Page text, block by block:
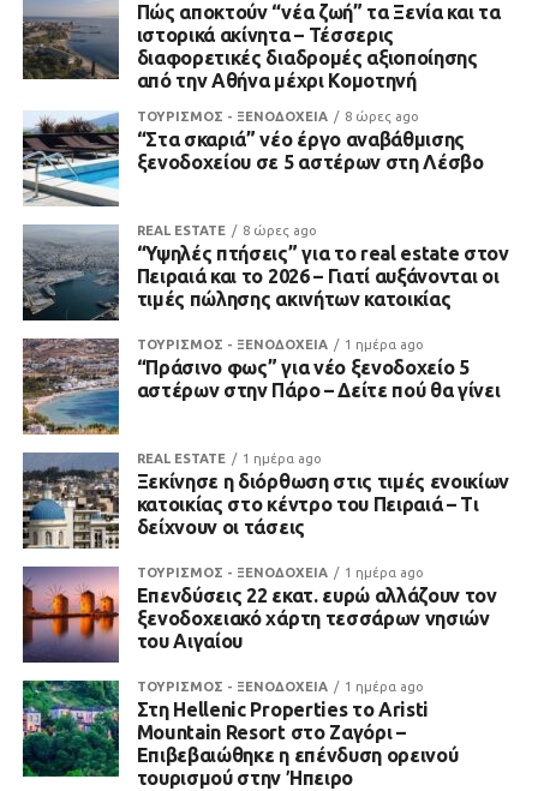
Πώς αποκτούν “νέα ζωή” τα Ξενία και τα
ιστορικά ακίνητα – Τέσσερις
διαφορετικές διαδρομές αξιοποίησης
από την Αθήνα μέχρι Κομοτηνή
ΤΟΥΡΙΣΜΟΣ - ΞΕΝΟΔΟΧΕΙΑ 8 ώρες ago
“Στα σκαριά” νέο έργο αναβάθμισης
ξενοδοχείου σε 5 αστέρων στη Λέσβο
REAL ESTATE 8 ώρες ago
“Υψηλές πτήσεις” για το real estate στον
Πειραιά και το 2026 – Γιατί αυξάνονται οι
τιμές πώλησης ακινήτων κατοικίας
ΤΟΥΡΙΣΜΟΣ - ΞΕΝΟΔΟΧΕΙΑ 1 ημέρα ago
“Πράσινο φως” για νέο ξενοδοχείο 5
αστέρων στην Πάρο – Δείτε πού θα γίνει
REAL ESTATE 1 ημέρα ago
Ξεκίνησε η διόρθωση στις τιμές ενοικίων
κατοικίας στο κέντρο του Πειραιά – Τι
δείχνουν οι τάσεις
ΤΟΥΡΙΣΜΟΣ - ΞΕΝΟΔΟΧΕΙΑ 1 ημέρα ago
Επενδύσεις 22 εκατ. ευρώ αλλάζουν τον
ξενοδοχειακό χάρτη τεσσάρων νησιών
του Αιγαίου
ΤΟΥΡΙΣΜΟΣ - ΞΕΝΟΔΟΧΕΙΑ 1 ημέρα ago
Στη Hellenic Properties το Aristi
Mountain Resort στο Ζαγόρι –
Επιβεβαιώθηκε η επένδυση ορεινού
τουρισμού στην Ήπειρο